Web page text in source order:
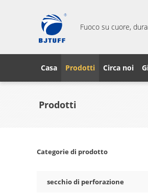
Fuoco su cuore,
Casa Prodotti Circa noi
Prodotti
Categorie di prodotto
secchio di perforazione